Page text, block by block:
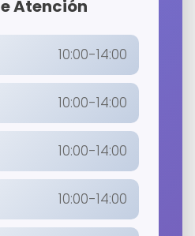
Atención
10:00-14:00
10:00-14:00
10:00-14:00
10:00-14:00